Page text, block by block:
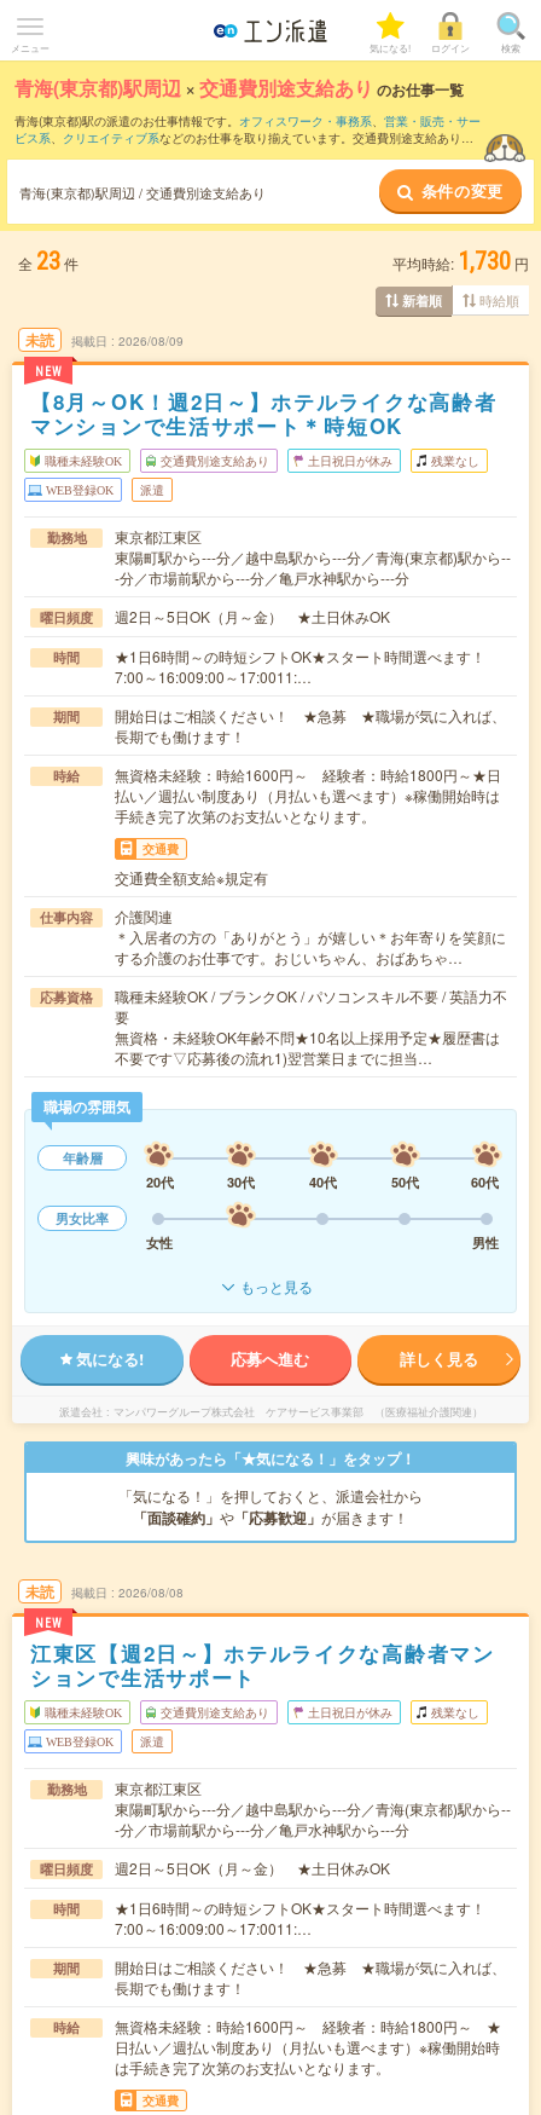
メニュー 気になる! ログイン 検索
青海(東京都)駅周辺 ×交通費別途支給あり のお仕事一覧
青海(東京都)駅の派遣のお仕事情報です。 オフィスワーク・事務系、 営業・販売・サー
ビス系、 クリエイティブ系などのお仕事を取り揃えています。交通費別途支給ありの
青海(東京都)駅周辺 / 交通費別途支給あり 条件の変更
全 23件 平均時給: 1,730 円
新着順 時給順
未読
NEW
掲載日 2026/08/09
【8月～OK！週2日～】ホテルライクな高齢者
マンションで生活サポート＊時短OK
職種未経験OK 交通費別途支給あり 土日祝日が休み 残業なし
WEB登録OK 派遣
勤務地
東京都江東区
東陽町駅から---分／越中島駅から---分／青海(東京都)駅から--
-分／市場前駅から---分／亀戸水神駅から---分
曜日頻度 週2日～5日OK（月～金） ★土日休みOK
時間
★1日6時間～の時短シフトOK★スタート時間選べます！
7:00～16:009:00～17:0011:…
期間
開始日はご相談ください！ ★急募 ★職場が気に入れば、
長期でも働けます！
時給
無資格未経験：時給1600円～ 経験者：時給1800円～★日
払い／週払い制度あり（月払いも選べます）※稼働開始時は
手続き完了次第のお支払いとなります。
交通費
交通費全額支給※規定有
仕事内容
介護関連
＊入居者の方の「ありがとう」が嬉しい＊お年寄りを笑顔に
する介護のお仕事です。おじいちゃん、おばあちゃ…
応募資格
職種未経験OK / ブランクOK / パソコンスキル不要 / 英語力不
要
無資格・未経験OK年齢不問★10名以上採用予定★履歴書は
不要です▽応募後の流れ1)翌営業日までに担当…
職場の雰囲気
年齢層
20代
30代 40代 50代
60代
男女比率
女性
男性
もっと見る
気になる! 応募へ進む 詳しく見る
派遣会社 マンパワーグループ株式会社 ケアサービス事業部 （医療福祉介護関連）
興味があったら「★気になる！」をタップ！
「気になる！」を押しておくと、派遣会社から
「面談確約」 や 「応募歓迎」 が届きます！
未読
NEW
掲載日 2026/08/08
江東区【週2日～】ホテルライクな高齢者マン
ションで生活サポート
職種未経験OK 交通費別途支給あり 土日祝日が休み 残業なし
WEB登録OK 派遣
勤務地
東京都江東区
東陽町駅から---分／越中島駅から---分／青海(東京都)駅から--
-分／市場前駅から---分／亀戸水神駅から---分
曜日頻度 週2日～5日OK（月～金） ★土日休みOK
時間
★1日6時間～の時短シフトOK★スタート時間選べます！
7:00～16:009:00～17:0011:…
期間
開始日はご相談ください！ ★急募 ★職場が気に入れば、
長期でも働けます！
時給
無資格未経験：時給1600円～ 経験者：時給1800円～ ★
日払い／週払い制度あり（月払いも選べます）※稼働開始時
は手続き完了次第のお支払いとなります。
交通費